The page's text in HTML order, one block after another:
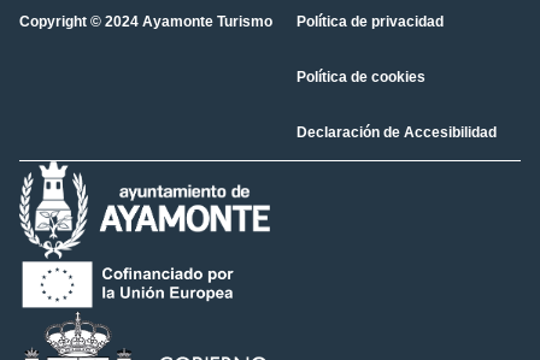
Copyright © 2024 Ayamonte Turismo Política de privacidad
Política de cookies
Declaración de Accesibilidad